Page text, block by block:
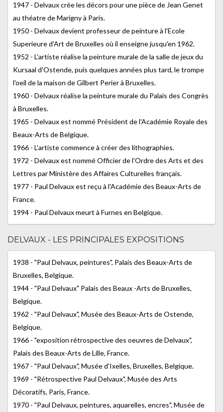
1947 - Delvaux crée les décors pour une pièce de Jean Genet
au théatre de Marigny à Paris.
1950 - Delvaux devient professeur de peinture à l'Ecole
Superieure d'Art de Bruxelles où il enseigne jusqu'en 1962.
1952 - L'artiste réalise la peinture murale de la salle de jeux du
Kursaal d'Ostende, puis quelques années plus tard, le trompe
l'oeil de la maison de Gilbert Perier à Bruxelles.
1960 - Delvaux réalise la peinture murale du Palais des Congrès
à Bruxelles.
1965 - Delvaux est nommé Président de l'Académie Royale des
Beaux-Arts de Belgique.
1966 - L'artiste commence à créer des lithographies.
1972 - Delvaux est nommé Officier de l'Ordre des Arts et des
Lettres par Ministère des Affaires Culturelles français.
1977 - Paul Delvaux est reçu à l'Académie des Beaux-Arts de
France.
1994 - Paul Delvaux meurt à Furnes en Belgique.
DELVAUX - LES PRINCIPALES EXPOSITIONS
1938 - "Paul Delvaux, peintures", Palais des Beaux-Arts de
Bruxelles, Belgique.
1944 - "Paul Delvaux" Palais des Beaux -Arts de Bruxelles,
Belgique.
1962 - "Paul Delvaux", Musée des Beaux-Arts de Ostende,
Belgique.
1966 - "exposition rétrospective des oeuvres de Delvaux",
Palais des Beaux-Arts de Lille, France.
1967 - "Paul Delvaux", Musée d'Ixelles, Bruxelles, Belgique.
1969 - "Rétrospective Paul Delvaux", Musée des Arts
Décoratifs, Paris, France.
1970 - "Paul Delvaux, peintures, aquarelles, encres", Musée de